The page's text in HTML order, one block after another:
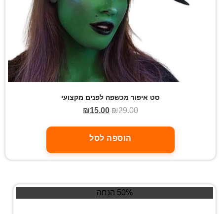
סט איפור מכשפה לפנים מקצועי
₪29.00
₪15.00
הוספה לסל
50% הנחה